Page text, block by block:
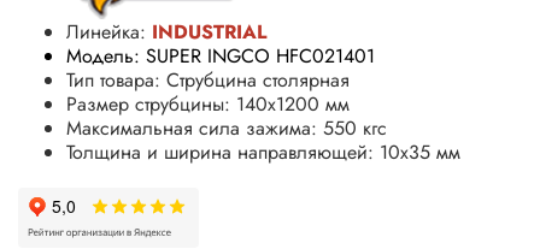
Линейка: INDUSTRIAL
Модель: SUPER INGCO HFC021401
Тип товара: Струбцина столярная
Размер струбцины: 140х1200 мм
Максимальная сила зажима: 550 кгс
Толщина и ширина направляющей: 10х35 мм